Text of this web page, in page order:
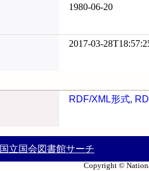
1980-06-20
2017-03-
RDF/XML形式,
国立国会図書館サーチ
Copyright ©